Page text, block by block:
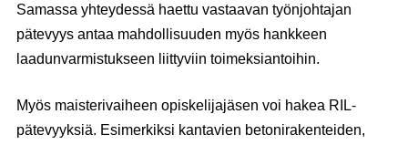
Samassa yhteydessä haettu vastaavan työnjohtajan
pätevyys antaa mahdollisuuden myös hankkeen
laadunvarmistukseen liittyviin toimeksiantoihin.
Myös maisterivaiheen opiskelijajäsen voi hakea RIL-
pätevyyksiä. Esimerkiksi kantavien betonirakenteiden,